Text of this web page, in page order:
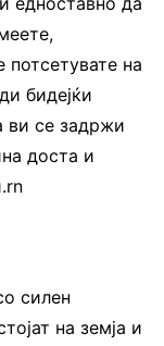
потсетувате на
бидејќи
ви се задржи
доста и
силен
на земја и